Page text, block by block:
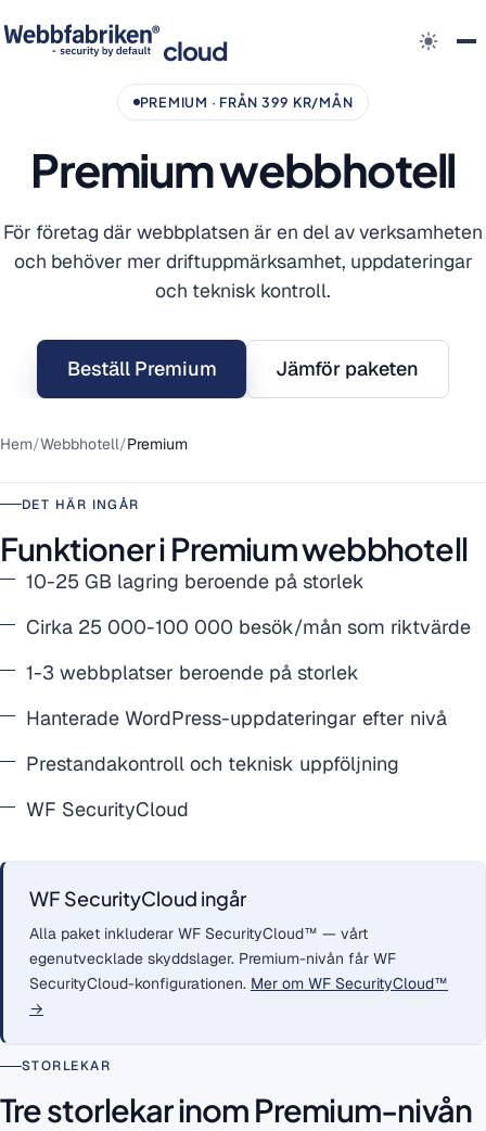
cloud
PREMIUM · FRÅN 399 KR/MÅN
Premium webbhotell
För företag där webbplatsen är en del av verksamheten
och behöver mer driftuppmärksamhet, uppdateringar
och teknisk kontroll.
Beställ Premium Jämför paketen
Hem/Webbhotell/Premium
DET HÄR INGÅR
Funktioner i Premium webbhotell
10-25 GB lagring beroende på storlek
Cirka 25 000-100 000 besök/mån som riktvärde
1-3 webbplatser beroende på storlek
Hanterade WordPress-uppdateringar efter nivå
Prestandakontroll och teknisk uppföljning
WF SecurityCloud
WF SecurityCloud ingår
Alla paket inkluderar WF SecurityCloud™ — vårt
egenutvecklade skyddslager. Premium-nivån får WF
SecurityCloud-konfigurationen. Mer om WF SecurityCloud™
→
STORLEKAR
Tre storlekar inom Premium-nivån